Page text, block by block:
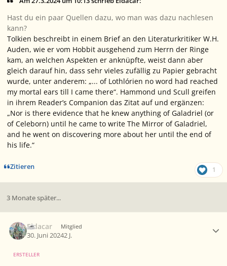
Hast du ein paar Quellen dazu, wo man was dazu nachlesen
kann?
Tolkien beschreibt in einem Brief an den Literaturkritiker W.H.
Auden, wie er vom Hobbit ausgehend zum Herrn der Ringe
kam, an welchen Aspekten er anknüpfte, weist dann aber
gleich darauf hin, dass sehr vieles zufällig zu Papier gebracht
wurde, unter anderem: „... of Lothlórien no word had reached
my mortal ears till I came there“. Hammond und Scull greifen
in ihrem Reader’s Companion das Zitat auf und ergänzen:
„Nor is there evidence that he knew anything of Galadriel (or
of Celeborn) until he came to write The Mirror of Galadriel,
and he went on discovering more about her until the end of
his life.“
Zitieren 1
3 Monate später...
Eldacar Mitglied
30. Juni 20242 J.
ERSTELLER